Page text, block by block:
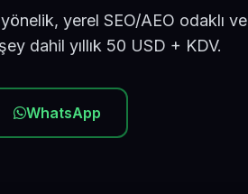
yerel SEO/AEO odaklı ve
dahil yıllık 50 USD + KDV.
WhatsApp